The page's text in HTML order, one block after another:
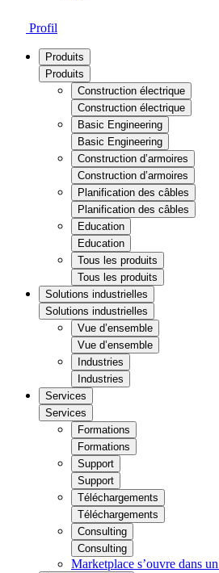
Profil
Produits
Produits
Construction électrique
Construction électrique
Basic Engineering
Basic Engineering
Construction d’armoires
Construction d’armoires
Planification des câbles
Planification des câbles
Education
Education
Tous les produits
Tous les produits
Solutions industrielles
Solutions industrielles
Vue d’ensemble
Vue d’ensemble
Industries
Industries
Services
Services
Formations
Formations
Support
Support
Téléchargements
Téléchargements
Consulting
Consulting
Marketplace s’ouvre dans